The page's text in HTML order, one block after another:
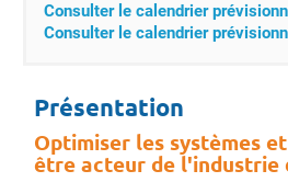
Consulter le calendrier
Consulter le calendrier
Présentation
Optimiser les systèmes
être acteur de l'industrie